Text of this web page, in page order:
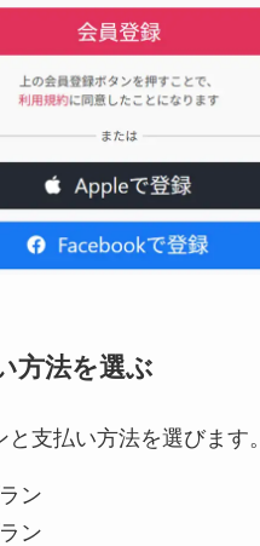
方法を選ぶ
支払い方法を選びます。
ン
ン